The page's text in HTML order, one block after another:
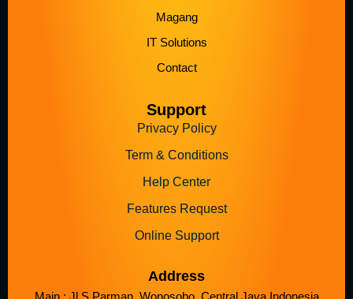
Magang
IT Solutions
Contact
Support
Privacy Policy
Term & Conditions
Help Center
Features Request
Online Support
Address
Main : Jl S Parman, Wonosobo, Central Java Indonesia